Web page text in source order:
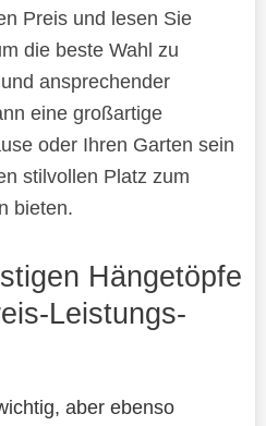
Preis und lesen Sie
die beste Wahl zu
ansprechender
eine großartige
oder Ihren Garten sein
stilvollen Platz zum
bieten.
Hängetöpfe
Leistungs-
aber ebenso